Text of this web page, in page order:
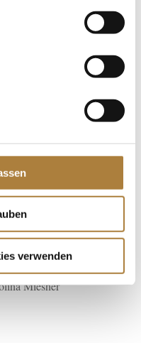
verwenden
wird U25-
erinnert an eine
Miesner